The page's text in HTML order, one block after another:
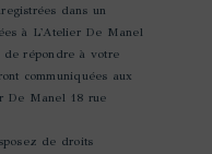
dans un
à L'Atelier De Manel
de répondre à votre
communiquées aux
De Manel 18 rue
de droits